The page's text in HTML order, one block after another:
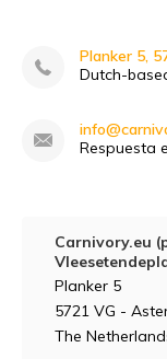
Planker 5,
Dutch-
Respuesta
Carnivory.eu
Planker 5
5721 VG -
The